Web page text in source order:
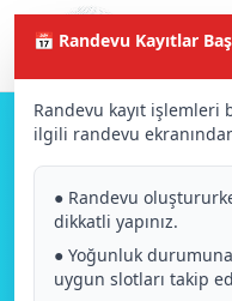
📅 Randevu Kayıtlar
Randevu kayıt işlemleri
ilgili randevu
● Randevu
dikkatli yapınız.
● Yoğunluk
uygun slotları takip